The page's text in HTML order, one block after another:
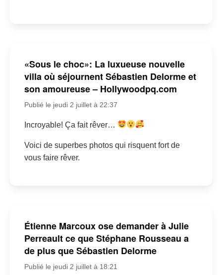
«Sous le choc»: La luxueuse nouvelle
villa où séjournent Sébastien Delorme et
son amoureuse – Hollywoodpq.com
Publié le jeudi 2 juillet à 22:37
Incroyable! Ça fait rêver…
Voici de superbes photos qui risquent fort de
vous faire rêver.
Étienne Marcoux ose demander à Julie
Perreault ce que Stéphane Rousseau a
de plus que Sébastien Delorme
Publié le jeudi 2 juillet à 18:21